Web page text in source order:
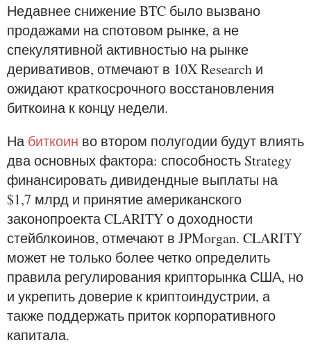
Недавнее снижение BTC было вызвано
продажами на спотовом рынке, а не
спекулятивной активностью на рынке
деривативов, отмечают в 10X Research и
ожидают краткосрочного восстановления
биткоина к концу недели.
На биткоин во втором полугодии будут влиять
два основных фактора: способность Strategy
финансировать дивидендные выплаты на
$1,7 млрд и принятие американского
законопроекта CLARITY о доходности
стейблкоинов, отмечают в JPMorgan. CLARITY
может не только более четко определить
правила регулирования крипторынка США, но
и укрепить доверие к криптоиндустрии, а
также поддержать приток корпоративного
капитала.